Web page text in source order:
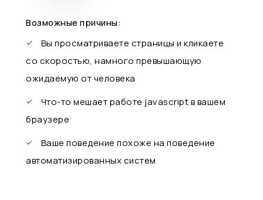
Возможные причины:
Вы просматриваете страницы и кликаете
со скоростью, намного превышающую
ожидаемую от человека
Что-то мешает работе javascript в вашем
браузере
Ваше поведение похоже на поведение
автоматизированных систем